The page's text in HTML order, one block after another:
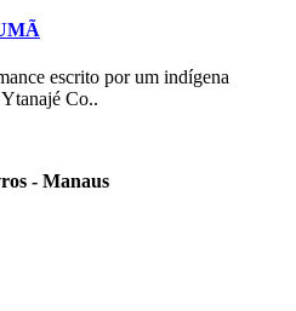
escrito por um indígena
Co..
- Manaus